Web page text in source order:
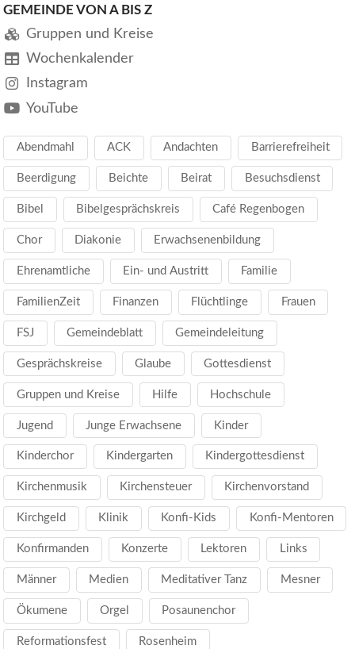
GEMEINDE VON A BIS Z
Gruppen und Kreise
Wochenkalender
Instagram
YouTube
Abendmahl ACK Andachten Barrierefreiheit
Beerdigung Beichte Beirat Besuchsdienst
Bibel Bibelgesprächskreis Café Regenbogen
Chor Diakonie Erwachsenenbildung
Ehrenamtliche Ein- und Austritt Familie
FamilienZeit Finanzen Flüchtlinge Frauen
FSJ Gemeindeblatt Gemeindeleitung
Gesprächskreise Glaube Gottesdienst
Gruppen und Kreise Hilfe Hochschule
Jugend Junge Erwachsene Kinder
Kinderchor Kindergarten Kindergottesdienst
Kirchenmusik Kirchensteuer Kirchenvorstand
Kirchgeld Klinik Konfi-Kids Konfi-Mentoren
Konfirmanden Konzerte Lektoren Links
Männer Medien Meditativer Tanz Mesner
Ökumene Orgel Posaunenchor
Reformationsfest Rosenheim